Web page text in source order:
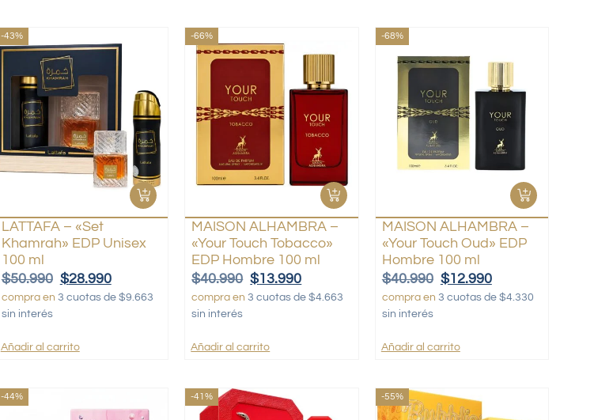
-43%
LATTAFA – «Set
Khamrah» EDP Unisex
100 ml
$50.990 $28.990
compra en 3 cuotas de $9.663
sin interés
Añadir al carrito
-66%
MAISON ALHAMBRA –
«Your Touch Tobacco»
EDP Hombre 100 ml
$40.990 $13.990
compra en 3 cuotas de $4.663
sin interés
Añadir al carrito
-68%
MAISON ALHAMBRA –
«Your Touch Oud» EDP
Hombre 100 ml
$40.990 $12.990
compra en 3 cuotas de $4.330
sin interés
Añadir al carrito
-44% -41% -55%